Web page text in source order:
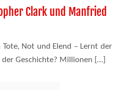
Clark und Manfried
Not und Elend – Lernt der
Geschichte? Millionen […]